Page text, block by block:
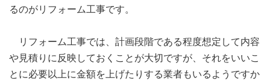
るのがリフォーム工事です。
リフォーム工事では、計画段階である程度想定して内容
や見積りに反映しておくことが大切ですが、それをいいこ
とに必要以上に金額を上げたりする業者もいるようですか